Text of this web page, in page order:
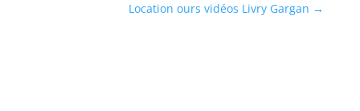
Location ours vidéos Livry Gargan →